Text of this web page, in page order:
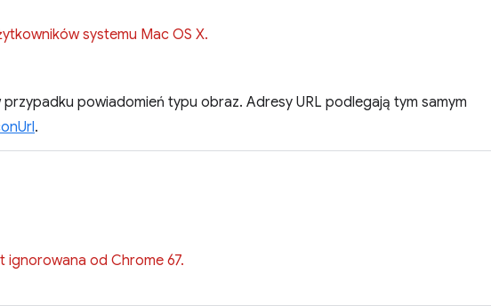
systemu Mac OS X.
powiadomień typu obraz. Adresy URL podlegają tym samym
.
ignorowana od Chrome 67.